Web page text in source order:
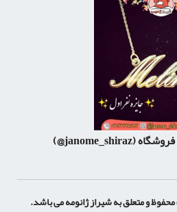
فروشگاه(janome_shiraz@)